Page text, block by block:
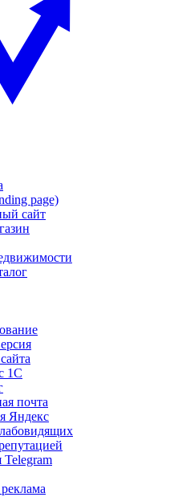
page)
сайт
1С
почта
Яндекс
Telegram